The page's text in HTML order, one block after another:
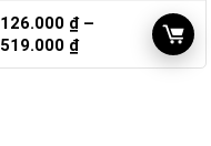
126.000 ₫ –
519.000 ₫Khoảng
giá: